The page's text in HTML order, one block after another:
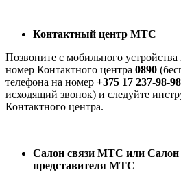
Контактный центр МТС
Позвоните с мобильного
номер Контактного центра 0890
телефона на номер +375 17 237-98-98
исходящий звонок) и следуйте
Контактного центра.
Салон связи МТС или Cалон
представителя МТС